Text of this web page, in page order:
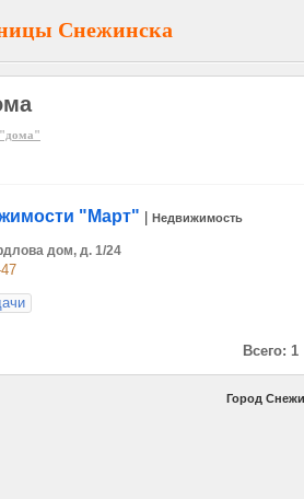
Снежинска
"дома"
"Март" Недвижимость
дом, д. 1/24
Всего: 1
Город